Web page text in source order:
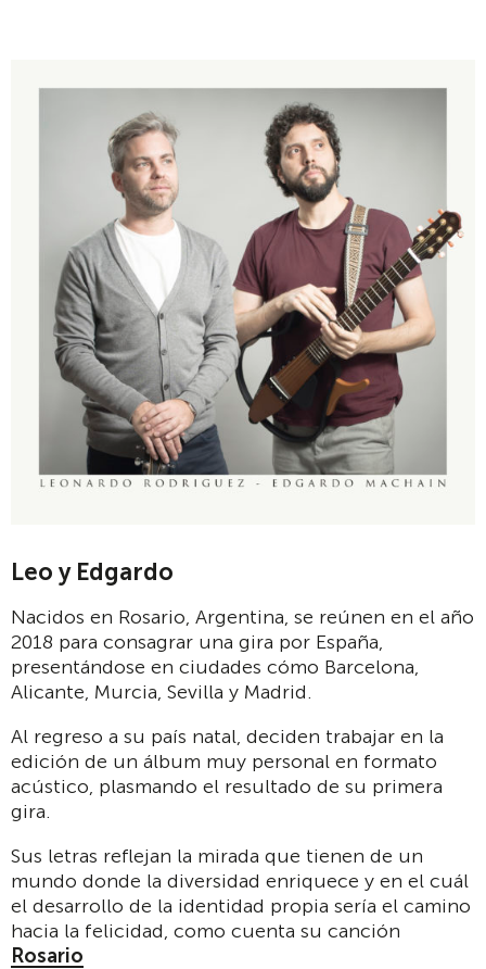
Leo y Edgardo
Nacidos en Rosario, Argentina, se reúnen en el año
2018 para consagrar una gira por España,
presentándose en ciudades cómo Barcelona,
Alicante, Murcia, Sevilla y Madrid.
Al regreso a su país natal, deciden trabajar en la
edición de un álbum muy personal en formato
acústico, plasmando el resultado de su primera
gira.
Sus letras reflejan la mirada que tienen de un
mundo donde la diversidad enriquece y en el cuál
el desarrollo de la identidad propia sería el camino
hacia la felicidad, como cuenta su canción
Rosario